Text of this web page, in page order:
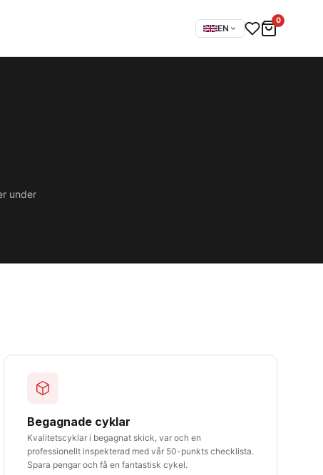
EN
0
under
Begagnade cyklar
Kvalitetscyklar i begagnat skick, var och en
professionellt inspekterad med vår 50-punkts checklista.
Spara pengar och få en fantastisk cykel.